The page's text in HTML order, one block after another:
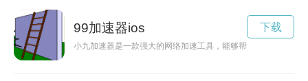
99加速器ios
小九加速器是一款强大的网络加速工具，能够帮助用户解决网
下载